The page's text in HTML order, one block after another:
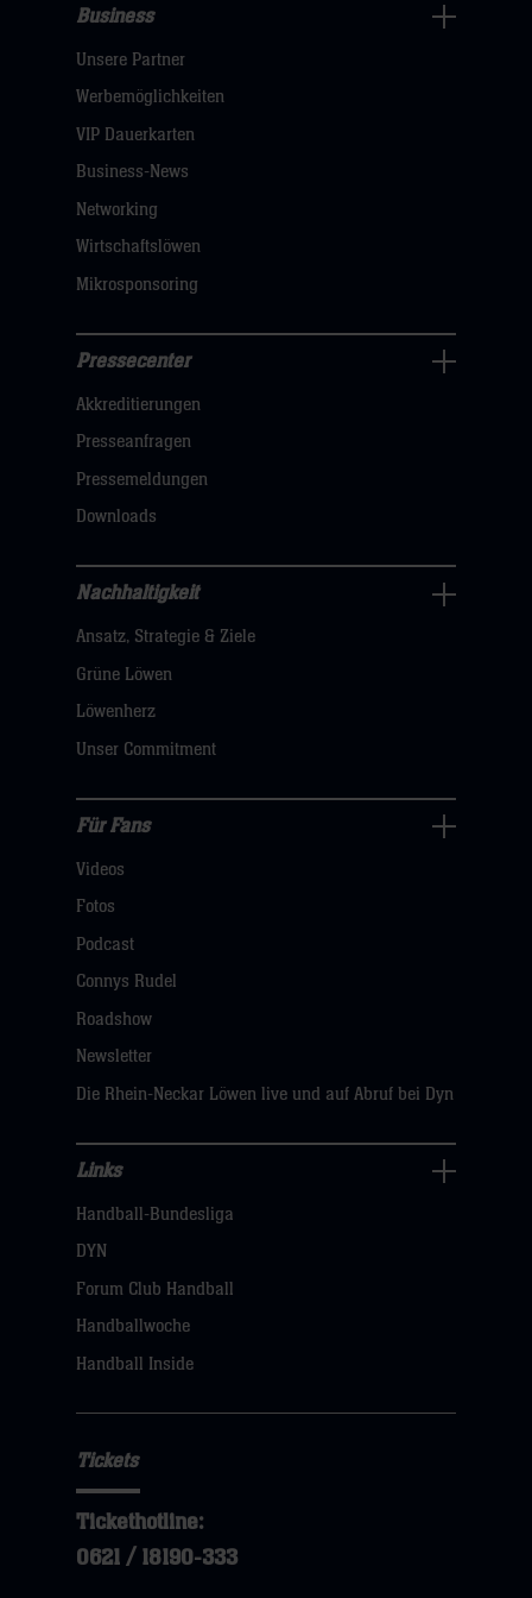
Navigation
öffnen,
dann
klicken
Business
Unsere Partner
Werbemöglichkeiten
VIP Dauerkarten
Business-News
Networking
Wirtschaftslöwen
Mikrosponsoring
Navigation
öffnen,
dann
klicken
hier
Pressecenter
Akkreditierungen
Presseanfragen
Pressemeldungen
Downloads
Nachhaltigkeit
Navigation
öffnen,
dann
hier
Nachhaltigkeit
Ansatz, Strategie & Ziele
Grüne Löwen
Löwenherz
Unser Commitment
Fans
Navigation
öffnen,
dann
hier
Für Fans
Videos
Fotos
Podcast
Connys Rudel
Roadshow
Newsletter
Die Rhein-Neckar Löwen live und auf Abruf bei Dyn
Navigation
öffnen,
dann
klicken
Links
Handball-Bundesliga
DYN
Forum Club Handball
Handballwoche
Handball Inside
Tickets
Tickethotline:
0621 / 18190-333